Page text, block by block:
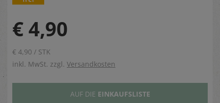
€ 4,90
€ 4,90 / STK
inkl. MwSt. zzgl. Versandkosten
AUF DIE EINKAUFSLISTE